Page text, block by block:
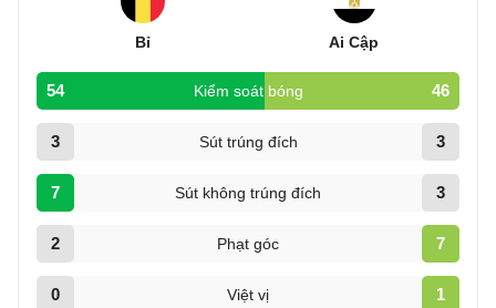
Bỉ Ai Cập
54 Kiểm soát bóng 46
3 Sút trúng đích 3
7 Sút không trúng đích 3
2 Phạt góc 7
0 Việt vị 1